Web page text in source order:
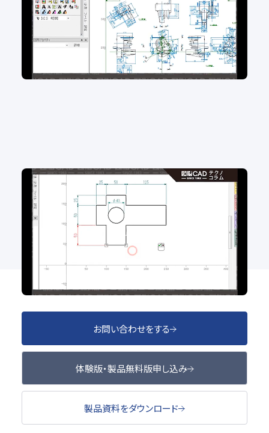
2D CAD
No.99 寸法パラメトリックが効かない?! それ、偽尺じ
ゃありませんか?
お問い合わせをする
体験版・製品無料版申し込み
製品資料をダウンロード